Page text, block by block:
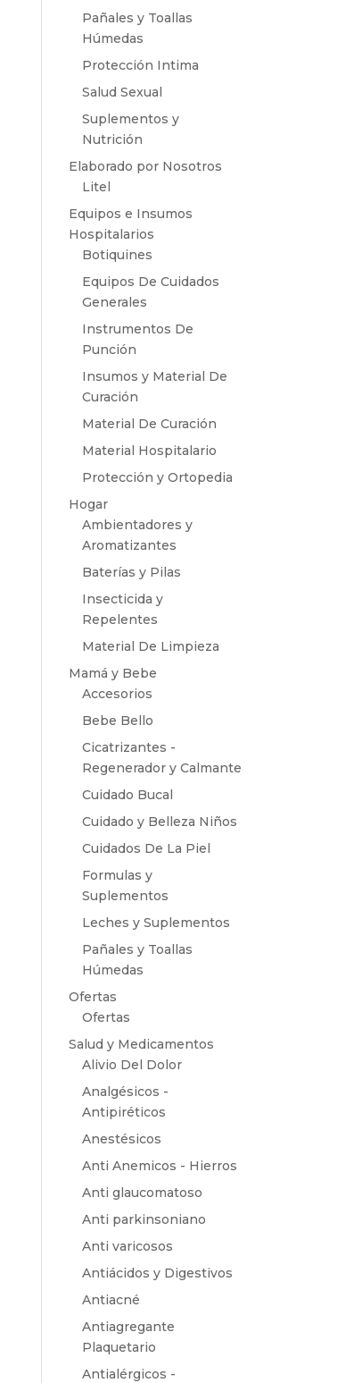
Pañales y Toallas
Húmedas
Protección Intima
Salud Sexual
Suplementos y
Nutrición
Elaborado por Nosotros
Litel
Equipos e Insumos
Hospitalarios
Botiquines
Equipos De Cuidados
Generales
Instrumentos De
Punción
Insumos y Material De
Curación
Material De Curación
Material Hospitalario
Protección y Ortopedia
Hogar
Ambientadores y
Aromatizantes
Baterías y Pilas
Insecticida y
Repelentes
Material De Limpieza
Mamá y Bebe
Accesorios
Bebe Bello
Cicatrizantes -
Regenerador y Calmante
Cuidado Bucal
Cuidado y Belleza Niños
Cuidados De La Piel
Formulas y
Suplementos
Leches y Suplementos
Pañales y Toallas
Húmedas
Ofertas
Ofertas
Salud y Medicamentos
Alivio Del Dolor
Analgésicos -
Antipiréticos
Anestésicos
Anti Anemicos - Hierros
Anti glaucomatoso
Anti parkinsoniano
Anti varicosos
Antiácidos y Digestivos
Antiacné
Antiagregante
Plaquetario
Antialérgicos -